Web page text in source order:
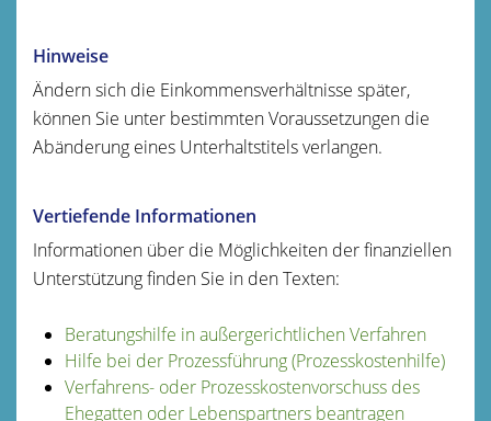
Hinweise
Ändern sich die Einkommensverhältnisse später,
können Sie unter bestimmten Voraussetzungen die
Abänderung eines Unterhaltstitels verlangen.
Vertiefende Informationen
Informationen über die Möglichkeiten der finanziellen
Unterstützung finden Sie in den Texten:
Beratungshilfe in außergerichtlichen Verfahren
Hilfe bei der Prozessführung (Prozesskostenhilfe)
Verfahrens- oder Prozesskostenvorschuss des
Ehegatten oder Lebenspartners beantragen